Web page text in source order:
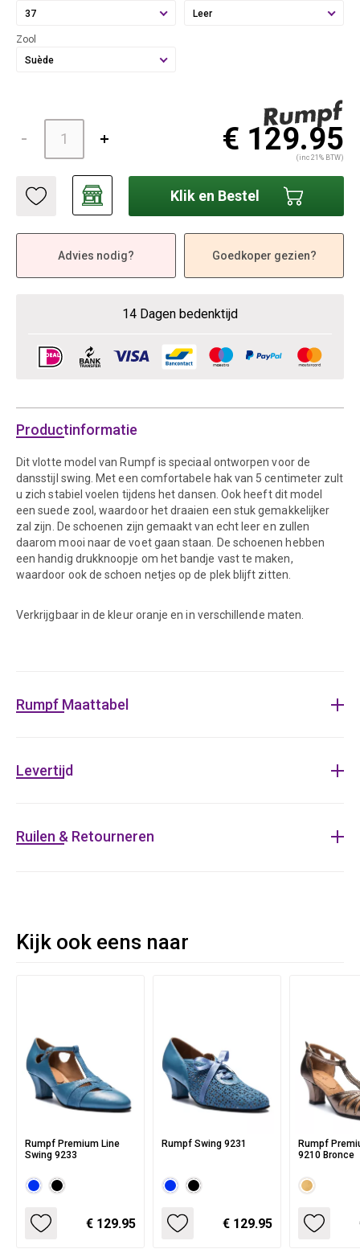
37
Leer
Zool
Suède
€ 129.95
(inc 21% BTW)
Klik en Bestel
Advies nodig? Goedkoper gezien?
14 Dagen bedenktijd
Productinformatie
Dit vlotte model van Rumpf is speciaal ontworpen voor de
dansstijl swing. Met een comfortabele hak van 5 centimeter zult
u zich stabiel voelen tijdens het dansen. Ook heeft dit model
een suede zool, waardoor het draaien een stuk gemakkelijker
zal zijn. De schoenen zijn gemaakt van echt leer en zullen
daarom mooi naar de voet gaan staan. De schoenen hebben
een handig drukknoopje om het bandje vast te maken,
waardoor ook de schoen netjes op de plek blijft zitten.
Verkrijgbaar in de kleur oranje en in verschillende maten.
Rumpf Maattabel
Levertijd
Ruilen & Retourneren
Kijk ook eens naar
Rumpf Premium Line
Swing 9233
€ 129.95
Rumpf Swing 9231
€ 129.95
Rumpf
9210 Bronce